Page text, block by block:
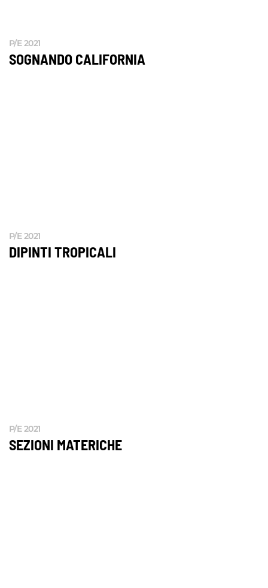
P/E 2021
SOGNANDO CALIFORNIA
P/E 2021
DIPINTI TROPICALI
P/E 2021
SEZIONI MATERICHE